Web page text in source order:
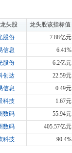
头股 龙头股该指标值
股份 7.88亿元
信息 6.41%
股份 6.2亿元
创达 22.59元
信息 0.49元
科技 1.67元
数码 55.94元
数码 405.57亿元
科技 90.4%